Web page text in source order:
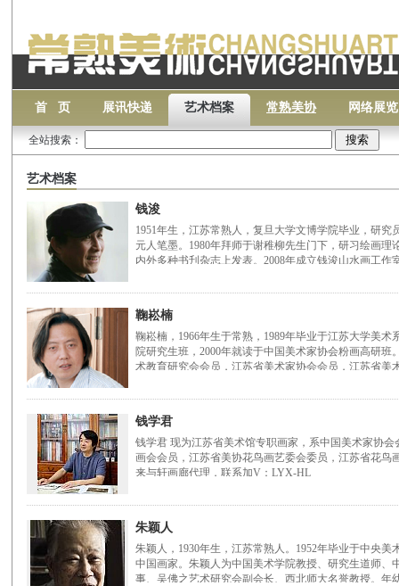
首 页 展讯快递 艺术档案 常熟美协 网络展览
全站搜索：
艺术档案
钱浚
1951年生，江苏常熟人，复旦大学文博学院毕业，研
元人笔墨。1980年拜师于谢稚柳先生门下，研习绘画
内外多种书刋杂志上发表。2008年成立钱浚山水画工
鞠崧楠
鞠崧楠，1966年生于常熟，1989年毕业于江苏大学美术
院研究生班，2000年就读于中国美术家协会粉画高研
术教育研究会会员，江苏省美术家协会会员，江苏省美
钱学君
钱学君 现为江苏省美术馆专职画家，系中国美术家协
画会会员，江苏省美协花鸟画艺委会委员，江苏省花鸟
来与轩画廊代理，联系加V：LYX-HL
朱颖人
朱颖人，1930年生，江苏常熟人。1952年毕业于中央
中国画家。朱颖人为中国美术学院教授、研究生道师、
事、吴佛之艺术研究会副会长、西北师大名誉教授。